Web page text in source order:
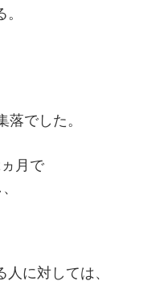
落でした。
月で
に対しては、